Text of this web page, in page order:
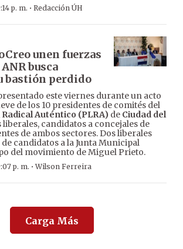
p. m. · Redacción ÚH
unen fuerzas
busca
bastión perdido
este viernes durante un acto
de los 10 presidentes de comités del
Auténtico (PLRA) de Ciudad del
candidatos a concejales de
de ambos sectores. Dos liberales
candidatos a la Junta Municipal
del movimiento de Miguel Prieto.
p. m. ·Wilson Ferreira
Carga Más